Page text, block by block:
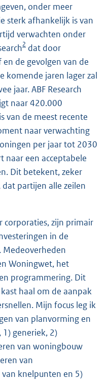
onder meer
sterk afhankelijk is van
verwachten onder
2 dat door
de gevolgen van de
komende jaren lager zal
jaar. ABF Research
naar 420.000
van de meest recente
naar verwachting
per jaar tot 2030
een acceptabele
Dit betekent, zeker
partijen alle zeilen
corporaties, zijn primair
in de
Woningwet, het
programmering. Dit
haal om de aanpak
Mijn focus leg ik
van planvorming en
generiek, 2)
van woningbouw
van
knelpunten en 5)